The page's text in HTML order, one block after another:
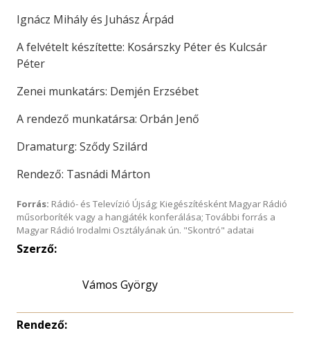
Ignácz Mihály és Juhász Árpád
A felvételt készítette: Kosárszky Péter és Kulcsár
Péter
Zenei munkatárs: Demjén Erzsébet
A rendező munkatársa: Orbán Jenő
Dramaturg: Sződy Szilárd
Rendező: Tasnádi Márton
Forrás: Rádió- és Televízió Újság; Kiegészítésként Magyar Rádió
műsorboríték vagy a hangjáték konferálása; További forrás a
Magyar Rádió Irodalmi Osztályának ún. "Skontró" adatai
Szerző:
Vámos György
Rendező: